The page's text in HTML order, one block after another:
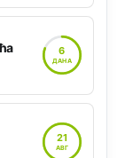
6
ДАНА
21
АВГ